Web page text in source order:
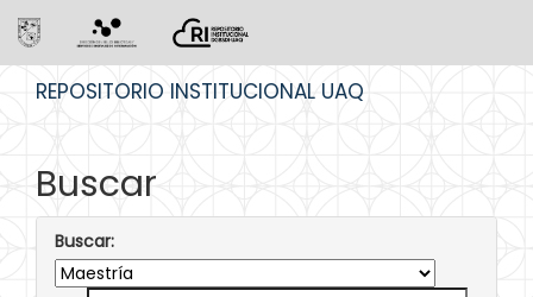
REPOSITORIO INSTITUCIONAL UAQ
Buscar
Buscar: